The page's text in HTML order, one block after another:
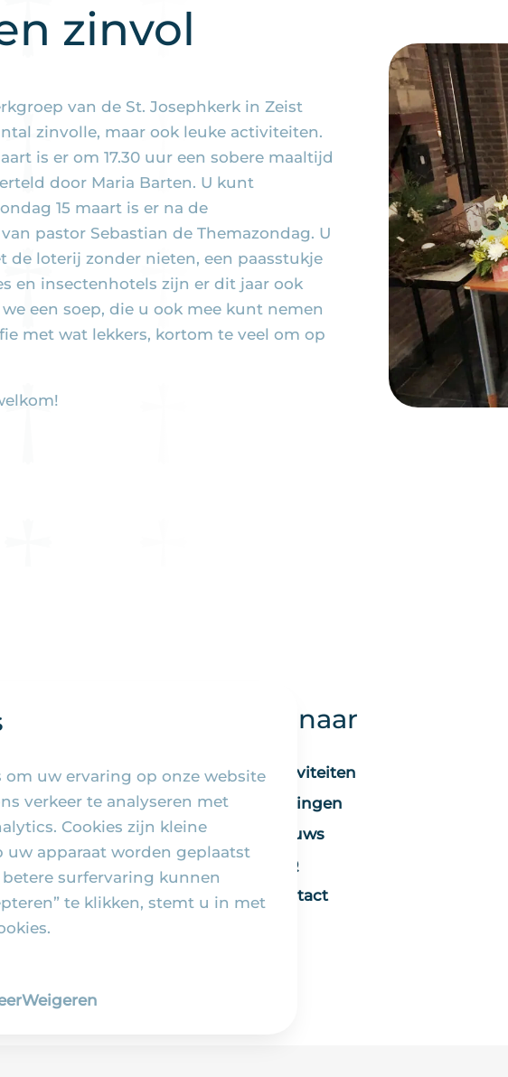
uw ervaring op onze website
verkeer te analyseren met
Cookies zijn kleine
uw apparaat worden geplaatst
surfervaring kunnen
te klikken, stemt u in met
Weigeren
zinvol
van de St. Josephkerk in Zeist
zinvolle, maar ook leuke activiteiten.
is er om 17.30 uur een sobere maaltijd
door Maria Barten. U kunt
15 maart is er na de
pastor Sebastian de Themazondag. U
de loterij zonder nieten, een paasstukje
en insectenhotels zijn er dit jaar ook
een soep, die u ook mee kunt nemen
met wat lekkers, kortom te veel om op
Snel naar
Activiteiten
Vieringen
Nieuws
FAQ
Contact